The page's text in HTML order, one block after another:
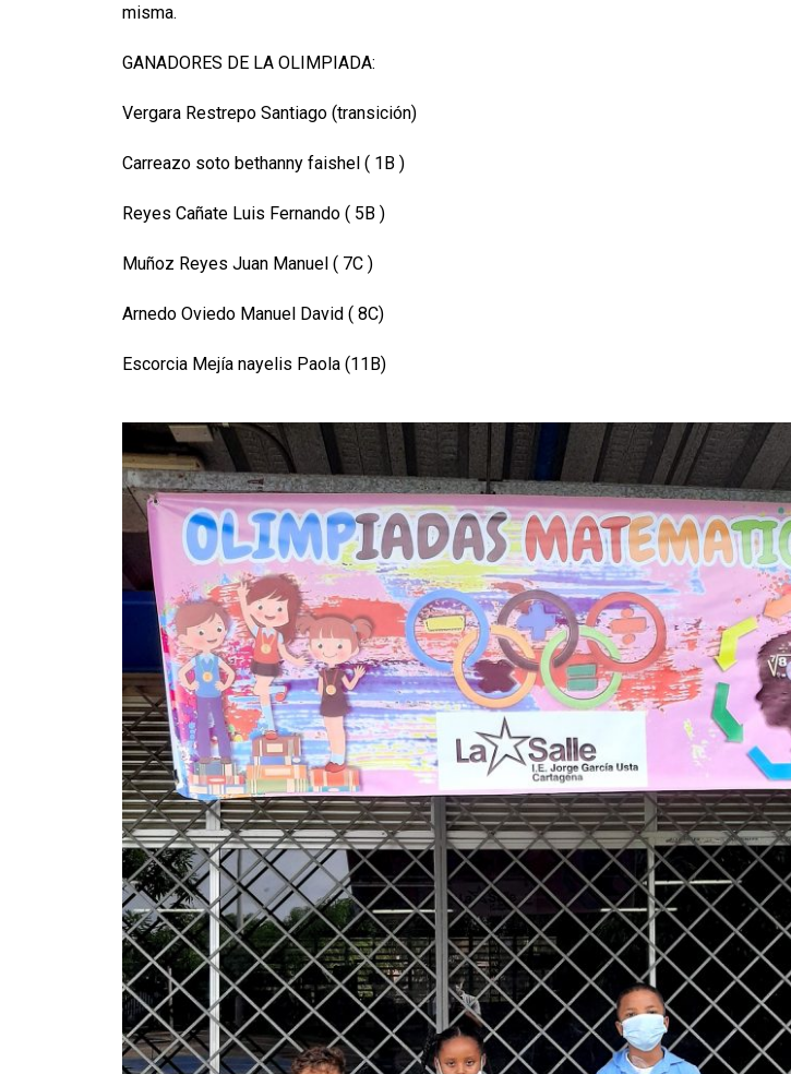
misma.
GANADORES DE LA OLIMPIADA:
Vergara Restrepo Santiago (transición)
Carreazo soto bethanny faishel ( 1B )
Reyes Cañate Luis Fernando ( 5B )
Muñoz Reyes Juan Manuel ( 7C )
Arnedo Oviedo Manuel David ( 8C)
Escorcia Mejía nayelis Paola (11B)